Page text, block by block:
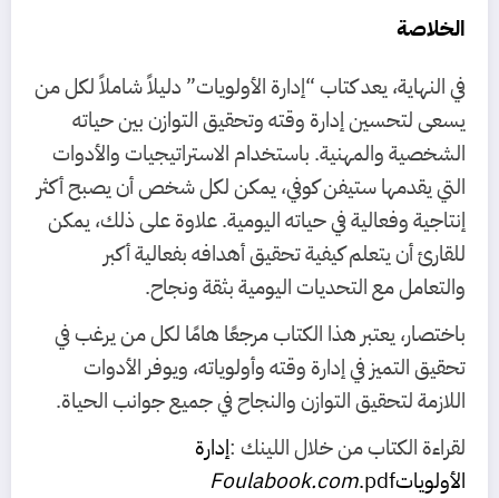
الخلاصة
في النهاية، يعد كتاب “إدارة الأولويات” دليلاً شاملاً لكل من
يسعى لتحسين إدارة وقته وتحقيق التوازن بين حياته
الشخصية والمهنية. باستخدام الاستراتيجيات والأدوات
التي يقدمها ستيفن كوفي، يمكن لكل شخص أن يصبح أكثر
إنتاجية وفعالية في حياته اليومية. علاوة على ذلك، يمكن
للقارئ أن يتعلم كيفية تحقيق أهدافه بفعالية أكبر
والتعامل مع التحديات اليومية بثقة ونجاح.
باختصار، يعتبر هذا الكتاب مرجعًا هامًا لكل من يرغب في
تحقيق التميز في إدارة وقته وأولوياته، ويوفر الأدوات
اللازمة لتحقيق التوازن والنجاح في جميع جوانب الحياة.
لقراءة الكتاب من خلال اللينك :إدارة
الأولويات
Foulabook.com.pdf